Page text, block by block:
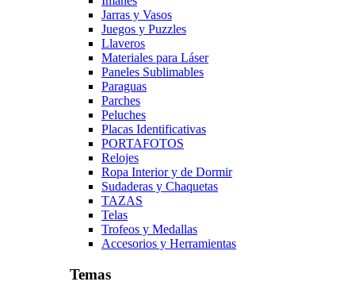
Jarras y Vasos
Juegos y Puzzles
Llaveros
Materiales para Láser
Paneles Sublimables
Paraguas
Parches
Peluches
Placas Identificativas
PORTAFOTOS
Relojes
Ropa Interior y de Dormir
Sudaderas y Chaquetas
TAZAS
Telas
Trofeos y Medallas
Accesorios y Herramientas
Temas